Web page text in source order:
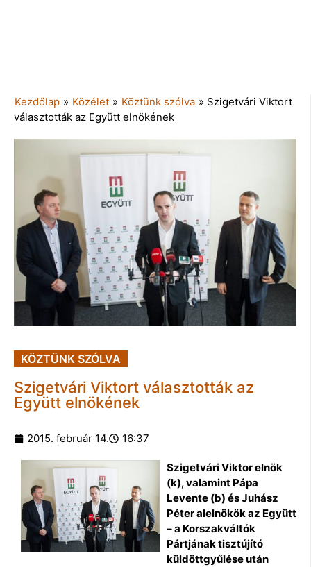
Kezdőlap » Közélet » Köztünk szólva » Szigetvári Viktort
választották az Együtt elnökének
KÖZTÜNK SZÓLVA
Szigetvári Viktort választották az
Együtt elnökének
2015. február 14. 16:37
Szigetvári Viktor elnök
(k), valamint Pápa
Levente (b) és Juhász
Péter alelnökök az Együtt
– a Korszakváltók
Pártjának tisztújító
küldöttgyűlése után